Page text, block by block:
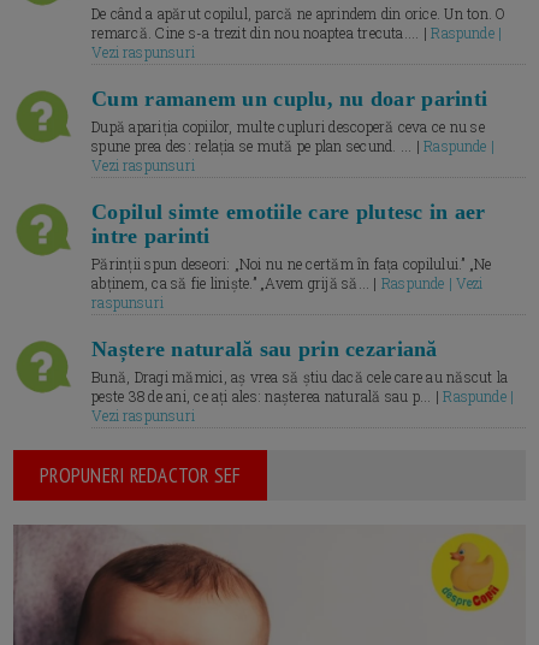
De când a apărut copilul, parcă ne aprindem din orice. Un ton. O
remarcă. Cine s-a trezit din nou noaptea trecuta.... |Raspunde |
Vezi raspunsuri
Cum ramanem un cuplu, nu doar parinti
După apariția copiilor, multe cupluri descoperă ceva ce nu se
spune prea des: relația se mută pe plan secund. ... |Raspunde |
Vezi raspunsuri
Copilul simte emotiile care plutesc in aer
intre parinti
Părinții spun deseori: „Noi nu ne certăm în fața copilului.” „Ne
abținem, ca să fie liniște.” „Avem grijă să... | Raspunde | Vezi
raspunsuri
Naștere naturală sau prin cezariană
Bună, Dragi mămici, aș vrea să știu dacă cele care au născut la
peste 38 de ani, ce ați ales: nașterea naturală sau p... |Raspunde |
Vezi raspunsuri
PROPUNERI REDACTOR SEF